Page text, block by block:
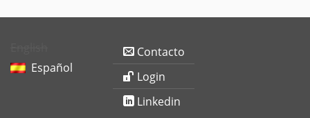
Español
Contacto
Login
Linkedin